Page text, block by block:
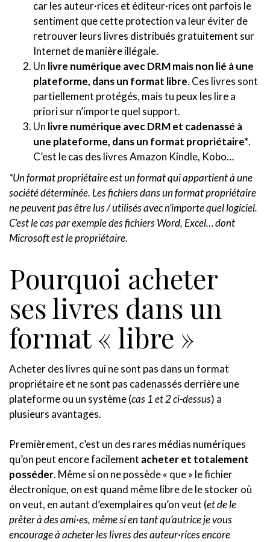
car les auteur·rices et éditeur·rices ont parfois le
sentiment que cette protection va leur éviter de
retrouver leurs livres distribués gratuitement sur
Internet de manière illégale.
Un livre numérique avec DRM mais non lié à une
plateforme, dans un format libre. Ces livres sont
partiellement protégés, mais tu peux les lire a
priori sur n’importe quel support.
Un livre numérique avec DRM et cadenassé à
une plateforme, dans un format propriétaire*.
C’est le cas des livres Amazon Kindle, Kobo…
*Un format propriétaire est un format qui appartient à une
société déterminée. Les fichiers dans un format propriétaire
ne peuvent pas être lus / utilisés avec n’importe quel logiciel.
C’est le cas par exemple des fichiers Word, Excel… dont
Microsoft est le propriétaire.
Pourquoi acheter
ses livres dans un
format « libre »
Acheter des livres qui ne sont pas dans un format
propriétaire et ne sont pas cadenassés derrière une
plateforme ou un système (cas 1 et 2 ci-dessus) a
plusieurs avantages.
Premièrement, c’est un des rares médias numériques
qu’on peut encore facilement acheter et totalement
posséder. Même si on ne possède « que » le fichier
électronique, on est quand même libre de le stocker où
on veut, en autant d’exemplaires qu’on veut (et de le
prêter à des ami·es, même si en tant qu’autrice je vous
encourage à acheter les livres des auteur·rices encore